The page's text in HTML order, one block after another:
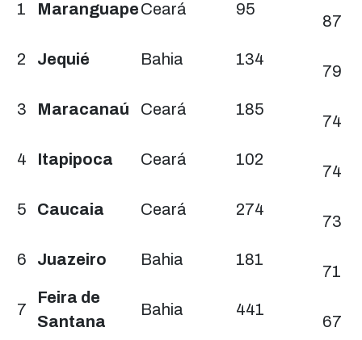
with
columns
20
(column
with
are
1 MaranguapeCeará 95
87
2 Jequié Bahia 134
79
3 Maracanaú Ceará 185
74
4 Itapipoca Ceará 102
74
5 Caucaia Ceará 274
73
6 Juazeiro Bahia 181
71
7
Feira de
Santana
Bahia 441
67